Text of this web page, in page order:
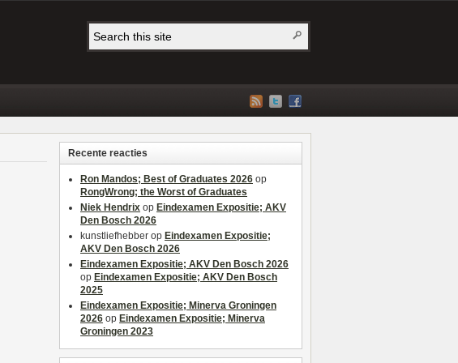
Recente reacties
Ron Mandos; Best of Graduates 2026 op
RongWrong; the Worst of Graduates
Niek Hendrix op Eindexamen Expositie; AKV
Den Bosch 2026
kunstliefhebber op Eindexamen Expositie;
AKV Den Bosch 2026
Eindexamen Expositie; AKV Den Bosch 2026
op Eindexamen Expositie; AKV Den Bosch
2025
Eindexamen Expositie; Minerva Groningen
2026 op Eindexamen Expositie; Minerva
Groningen 2023